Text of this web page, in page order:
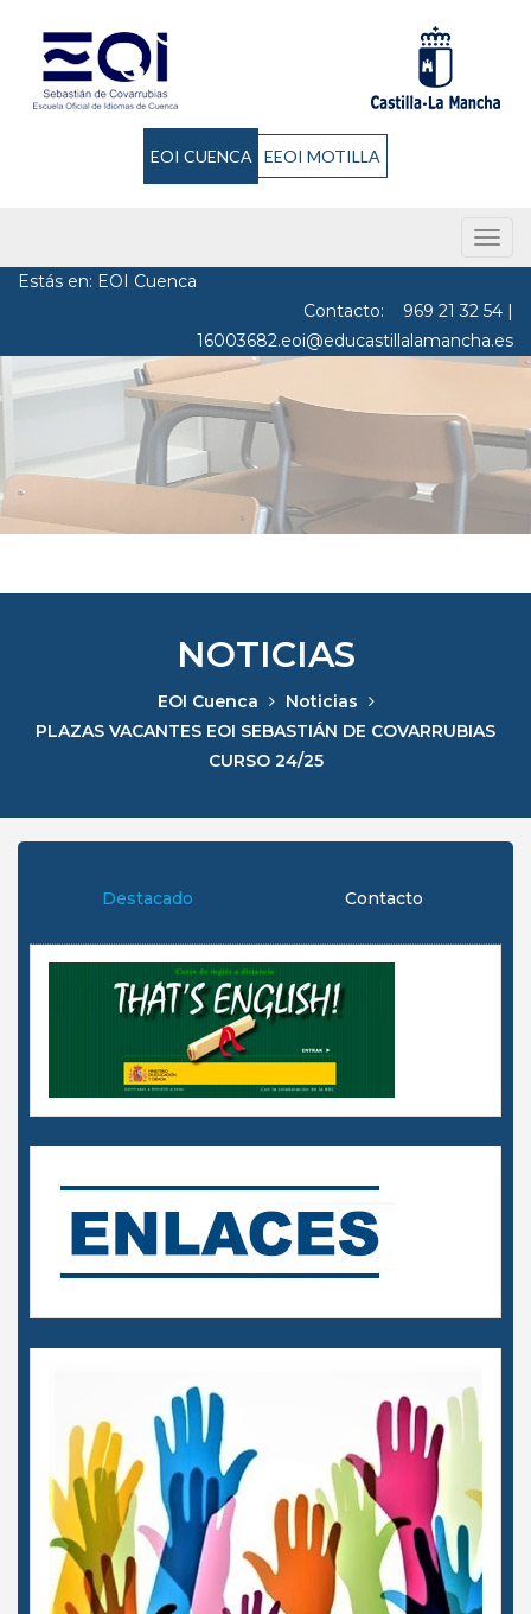
EOI CUENCA EEOI MOTILLA
Estás en: EOI Cuenca
Contacto: 969 21 32 54 |
16003682.eoi@educastillalamancha.es
NOTICIAS
EOI Cuenca
Noticias
PLAZAS VACANTES EOI SEBASTIÁN DE COVARRUBIAS
CURSO 24/25
Destacado Contacto